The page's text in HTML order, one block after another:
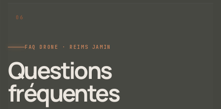
FAQ DRONE · REIMS JAMIN
Questions
fréquentes